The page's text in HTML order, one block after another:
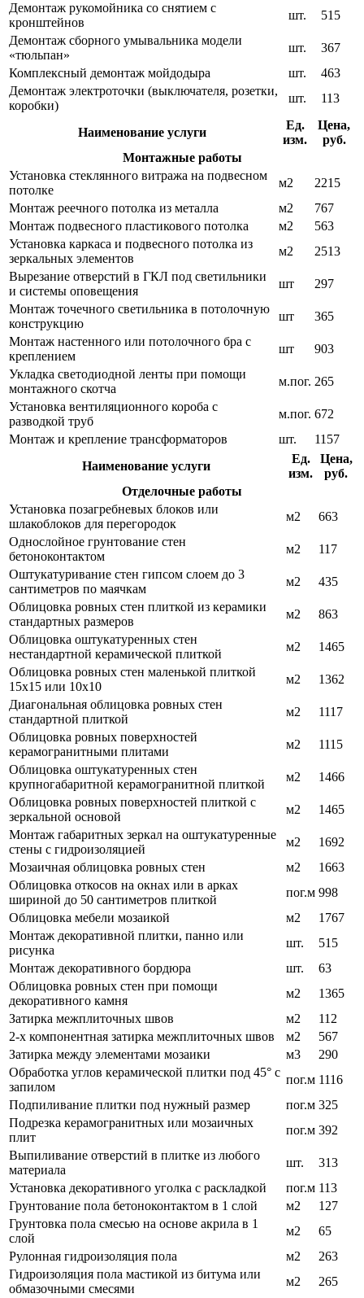
Демонтаж рукомойника со снятием с
кронштейнов
шт.
515
Демонтаж сборного умывальника модели
«тюльпан»
шт.
367
Комплексный демонтаж мойдодыра
шт.
463
Демонтаж электроточки (выключателя, розетки,
коробки)
шт. 113
Наименование услуги
Ед.
изм.
Цена,
руб.
Монтажные работы
Установка стеклянного витража на подвесном
потолке
м2
2215
Монтаж реечного потолка из металла
м2
767
Монтаж подвесного пластикового потолка
м2
563
Установка каркаса и подвесного потолка из
зеркальных элементов
м2
2513
Вырезание отверстий в ГКЛ под светильники
и системы оповещения
шт
297
Монтаж точечного светильника в потолочную
конструкцию
шт
365
Монтаж настенного или потолочного бра с
креплением
шт
903
Укладка светодиодной ленты при помощи
монтажного скотча
м.пог. 265
Установка вентиляционного короба с
разводкой труб
м.пог. 672
Монтаж и крепление трансформаторов
шт.
1157
Наименование услуги
Ед.
изм.
Цена,
руб.
Отделочные работы
Установка позагребневых блоков или
шлакоблоков для перегородок
м2
663
Однослойное грунтование стен
бетоноконтактом
м2
117
Оштукатуривание стен гипсом слоем до 3
сантиметров по маячкам
м2
435
Облицовка ровных стен плиткой из керамики
стандартных размеров
м2
863
Облицовка оштукатуренных стен
нестандартной керамической плиткой
м2
1465
Облицовка ровных стен маленькой плиткой
15х15 или 10х10
м2
1362
Диагональная облицовка ровных стен
стандартной плиткой
м2
1117
Облицовка ровных поверхностей
керамогранитными плитами
м2
1115
Облицовка оштукатуренных стен
крупногабаритной керамогранитной плиткой
м2
1466
Облицовка ровных поверхностей плиткой с
зеркальной основой
м2
1465
Монтаж габаритных зеркал на оштукатуренные
стены с гидроизоляцией
м2
1692
Мозаичная облицовка ровных стен
м2
1663
Облицовка откосов на окнах или в арках
шириной до 50 сантиметров плиткой
пог.м 998
Облицовка мебели мозаикой
м2
1767
Монтаж декоративной плитки, панно или
рисунка
шт.
515
Монтаж декоративного бордюра
шт.
63
Облицовка ровных стен при помощи
декоративного камня
м2
1365
Затирка межплиточных швов
м2
112
2-х компонентная затирка межплиточных швов
м2
567
Затирка между элементами мозаики
м3
290
Обработка углов керамической плитки под 45° с
запилом
пог.м 1116
Подпиливание плитки под нужный размер
пог.м 325
Подрезка керамогранитных или мозаичных
плит
пог.м 392
Выпиливание отверстий в плитке из любого
материала
шт.
313
Установка декоративного уголка с раскладкой
пог.м 113
Грунтование пола бетоноконтактом в 1 слой
м2
127
Грунтовка пола смесью на основе акрила в 1
слой
м2
65
Рулонная гидроизоляция пола
м2
263
Гидроизоляция пола мастикой из битума или
обмазочными смесями
м2 265